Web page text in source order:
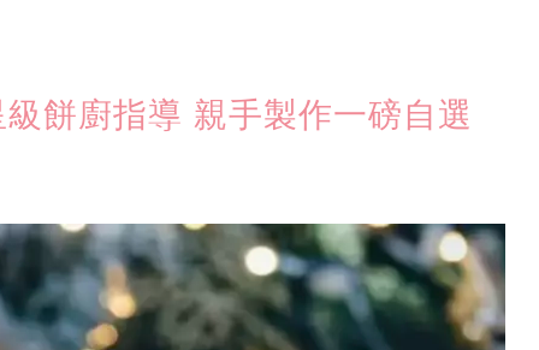
餅廚指導 親手製作一磅自選